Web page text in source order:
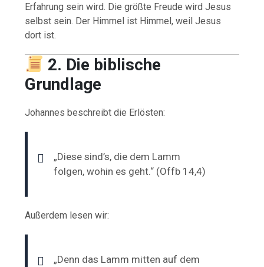
Erfahrung sein wird. Die größte Freude wird Jesus
selbst sein. Der Himmel ist Himmel, weil Jesus
dort ist.
2. Die biblische
Grundlage
Johannes beschreibt die Erlösten:
„Diese sind’s, die dem Lamm
folgen, wohin es geht.“ (Offb 14,4)
Außerdem lesen wir:
„Denn das Lamm mitten auf dem